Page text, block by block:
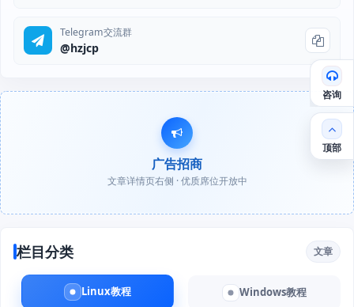
Telegram交流群
@hzjcp
广告招商
文章详情页右侧 · 优质席位开放中
栏目分类 文章
Linux教程 Windows教程
咨询
顶部